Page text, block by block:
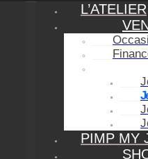
L’ATELIER
PIMP MY